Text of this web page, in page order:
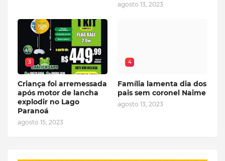
agosto 13, 2023
3
Criança foi arremessada
após motor de lancha
explodir no Lago
Paranoá
agosto 15, 2023
4
Família lamenta dia dos
pais sem coronel Naime
agosto 13, 2023